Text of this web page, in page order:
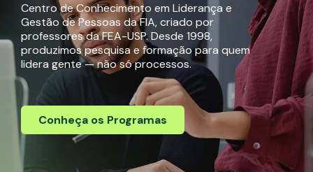
Centro de Conhecimento em Liderança e
Gestão de Pessoas da FIA, criado por
professores da FEA-USP. Desde 1998,
produzimos pesquisa e formação para quem
lidera gente — não só processos.
Conheça os Programas